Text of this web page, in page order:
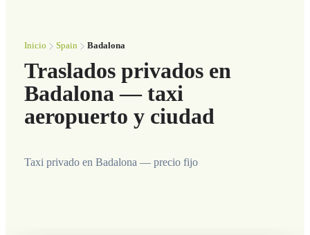
Inicio Spain Badalona
Traslados privados en
Badalona — taxi
aeropuerto y ciudad
Taxi privado en Badalona — precio fijo